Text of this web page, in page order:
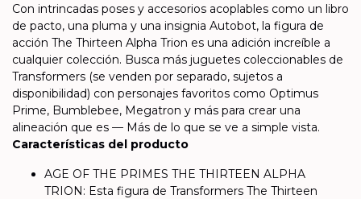
Con intrincadas poses y accesorios acoplables como un libro
de pacto, una pluma y una insignia Autobot, la figura de
acción The Thirteen Alpha Trion es una adición increíble a
cualquier colección. Busca más juguetes coleccionables de
Transformers (se venden por separado, sujetos a
disponibilidad) con personajes favoritos como Optimus
Prime, Bumblebee, Megatron y más para crear una
alineación que es — Más de lo que se ve a simple vista.
Características del producto
AGE OF THE PRIMES THE THIRTEEN ALPHA
TRION: Esta figura de Transformers The Thirteen